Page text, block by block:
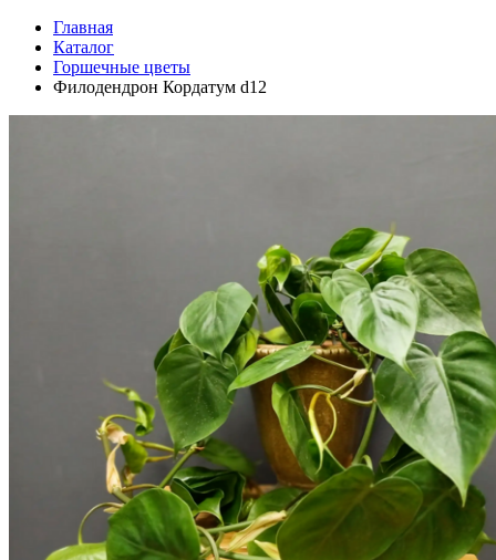
Главная
Каталог
Горшечные цветы
Филодендрон Кордатум d12